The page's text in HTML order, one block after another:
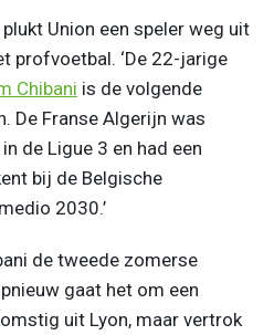
Union een speler weg uit
profvoetbal. ‘De 22-jarige
Chibani is de volgende
De Franse Algerijn was
de Ligue 3 en had een
bij de Belgische
2030.’
de tweede zomerse
gaat het om een
uit Lyon, maar vertrok